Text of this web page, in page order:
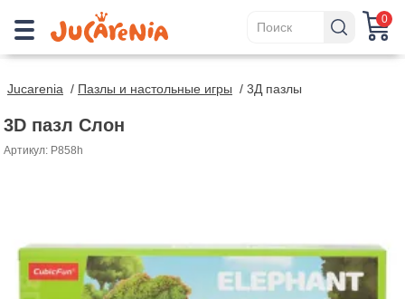
0
Jucarenia / Пазлы и настольные игры / 3Д пазлы
3D пазл Слон
Артикул: P858h